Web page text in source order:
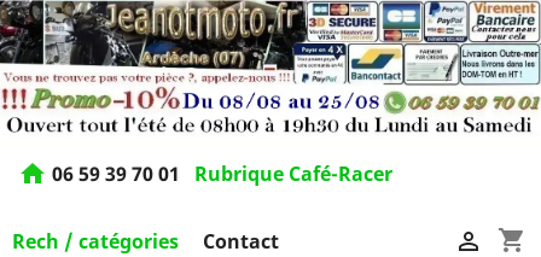
home 06 59 39 70 01 Rubrique Café-Racer
Rech / catégories Contact shopping_cart
